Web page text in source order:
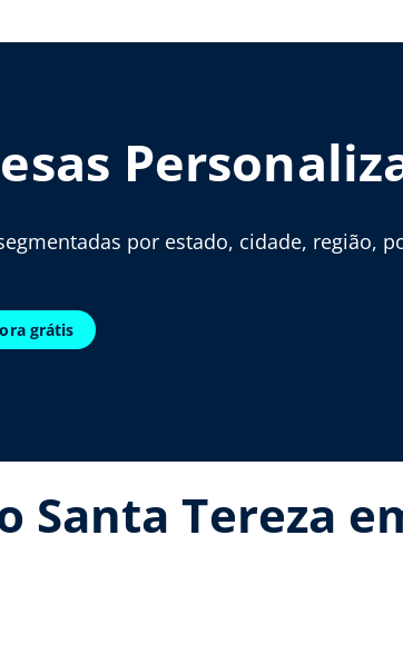
por estado, cidade, região,
grátis
Tereza